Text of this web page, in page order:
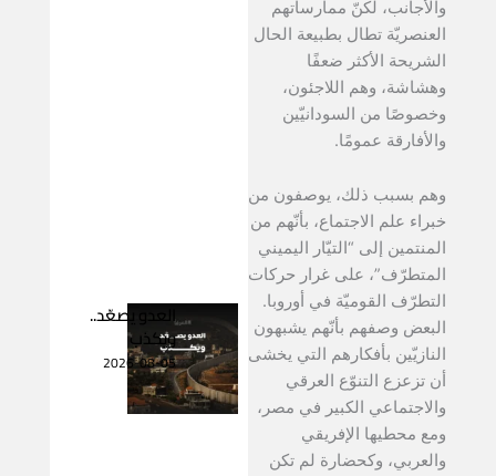
والأجانب، لكنّ ممارساتهم
العنصريّة تطال بطبيعة الحال
الشريحة الأكثر ضعفًا
وهشاشة، وهم اللاجئون،
وخصوصًا من السودانيّين
والأفارقة عمومًا.
وهم بسبب ذلك، يوصفون من
خبراء علم الاجتماع، بأنّهم من
المنتمين إلى “التيّار اليميني
المتطرّف”، على غرار حركات
التطرّف القوميّة في أوروبا.
البعض وصفهم بأنّهم يشبهون
النازيّين بأفكارهم التي يخشى
أن تزعزع التنوّع العرقي
والاجتماعي الكبير في مصر،
ومع محطيها الإفريقي
والعربي، وكحضارة لم تكن
العدو يصعّد..
ويكذب
2026-08-05